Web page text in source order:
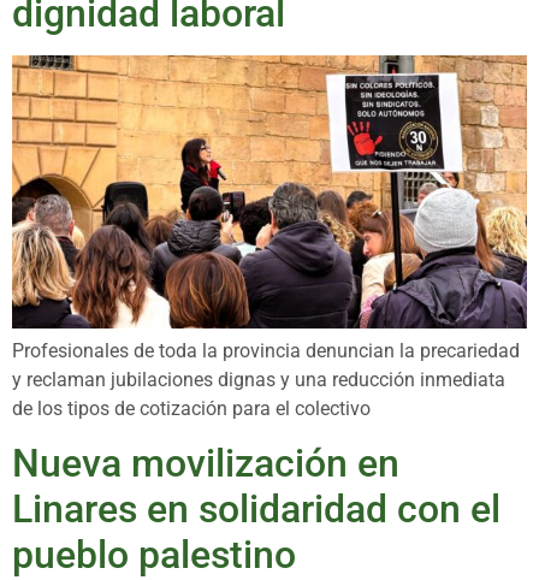
dignidad laboral
Profesionales de toda la provincia denuncian la precariedad
y reclaman jubilaciones dignas y una reducción inmediata
de los tipos de cotización para el colectivo
Nueva movilización en
Linares en solidaridad con el
pueblo palestino